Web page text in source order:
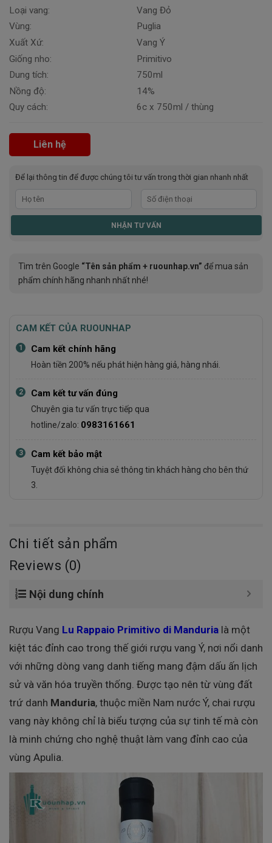
Loại vang:
Vùng:
Xuất Xứ:
Giống nho:
Dung tích:
Nồng độ:
Quy cách:
Vang Đỏ
Puglia
Vang Ý
Primitivo
750ml
14%
6c x 750ml / thùng
Liên hệ
Để lại thông tin để được chúng tôi tư vấn trong thời gian nhanh nhất
Tìm trên Google “Tên sản phẩm + ruounhap.vn” để mua sản
phẩm chính hãng nhanh nhất nhé!
CAM KẾT CỦA RUOUNHAP
1 Cam kết chính hãng
Hoàn tiền 200% nếu phát hiện hàng giả, hàng nhái.
2 Cam kết tư vấn đúng
Chuyên gia tư vấn trực tiếp qua
hotline/zalo: 0983161661
3 Cam kết bảo mật
Tuyệt đối không chia sẻ thông tin khách hàng cho bên thứ
3.
Chi tiết sản phẩm
Reviews (0)
Nội dung chính
Rượu Vang Lu Rappaio Primitivo di Manduria là một
kiệt tác đỉnh cao trong thế giới rượu vang Ý, nơi nổi danh
với những dòng vang danh tiếng mang đậm dấu ấn lịch
sử và văn hóa truyền thống. Được tạo nên từ vùng đất
trứ danh Manduria, thuộc miền Nam nước Ý, chai rượu
vang này không chỉ là biểu tượng của sự tinh tế mà còn
là minh chứng cho nghệ thuật làm vang đỉnh cao của
vùng Apulia.